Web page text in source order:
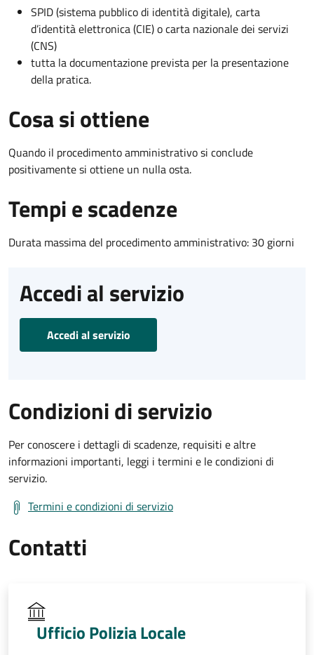
SPID (sistema pubblico di identità digitale), carta
d’identità elettronica (CIE) o carta nazionale dei servizi
(CNS)
tutta la documentazione prevista per la presentazione
della pratica.
Cosa si ottiene
Quando il procedimento amministrativo si conclude
positivamente si ottiene un nulla osta.
Tempi e scadenze
Durata massima del procedimento amministrativo: 30 giorni
Accedi al servizio
Accedi al servizio
Condizioni di servizio
Per conoscere i dettagli di scadenze, requisiti e altre
informazioni importanti, leggi i termini e le condizioni di
servizio.
Termini e condizioni di servizio
Contatti
Ufficio Polizia Locale